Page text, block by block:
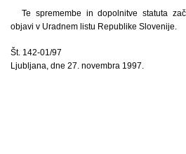
Te spremembe in dopolnitve statuta
objavi v Uradnem listu Republike Slovenije.
Št. 142-01/97
Ljubljana, dne 27. novembra 1997.